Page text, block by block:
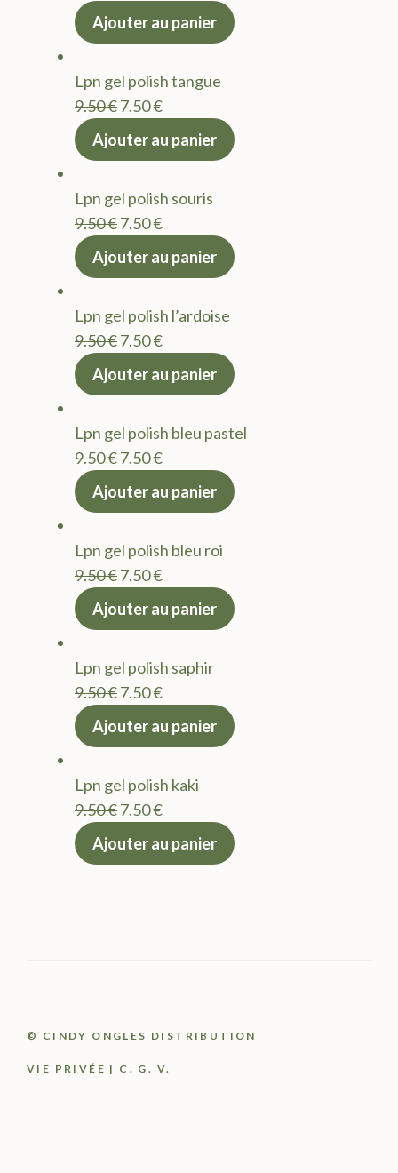
prix
9.50 €.
actuel
7.50 €.
Ajouter au panier
Lpn gel polish tangue
9.50€Le
prix
9.50 €.
7.50€Le
actuel
7.50 €.
Ajouter au panier
Lpn gel polish souris
9.50€Le
prix
9.50 €.
7.50€Le
actuel
7.50 €.
Ajouter au panier
Lpn gel polish l’ardoise
9.50€Le
prix
9.50 €.
7.50€Le
actuel
7.50 €.
Ajouter au panier
Lpn gel polish bleu pastel
9.50€Le
prix
9.50 €.
7.50€Le
actuel
7.50 €.
Ajouter au panier
Lpn gel polish bleu roi
9.50€Le
prix
9.50 €.
7.50€Le
actuel
7.50 €.
Ajouter au panier
Lpn gel polish saphir
9.50€Le
prix
9.50 €.
7.50€Le
actuel
7.50 €.
Ajouter au panier
Lpn gel polish kaki
9.50€Le
prix
7.50€Le
actuel
Ajouter au panier
© CINDY ONGLES DISTRIBUTION
VIE PRIVÉE | C. G. V.